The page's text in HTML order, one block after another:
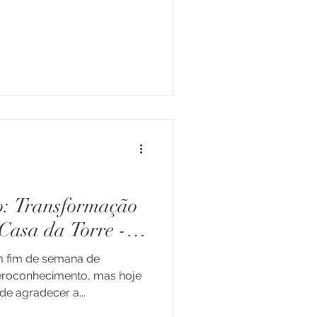
Transformação
da Torre -
fim de semana de
mas hoje
agradecer a...